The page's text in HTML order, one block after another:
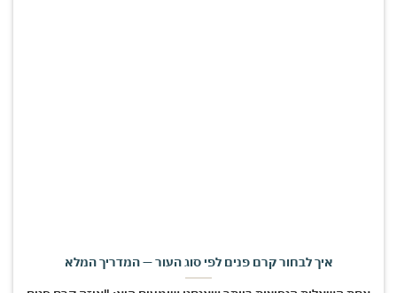
איך לבחור קרם פנים לפי סוג העור — המדריך המלא